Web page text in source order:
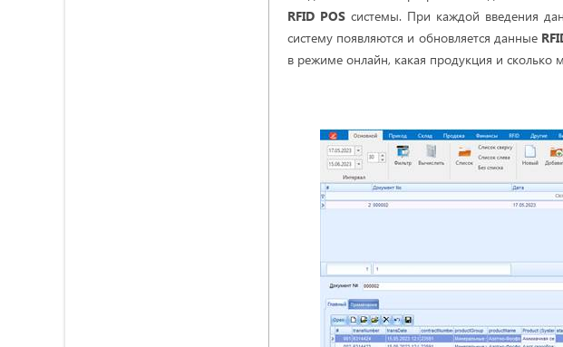
RFID POS системы. При каждой введения
систему появляются и обновляется данные
в режиме онлайн, какая продукция и сколько